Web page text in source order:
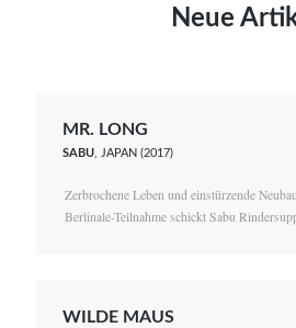
Neue
MR. LONG
SABU , JAPAN (2017)
Zerbrochene Leben und einstürzende
Berlinale-Teilnahme schickt Sabu
WILDE MAUS